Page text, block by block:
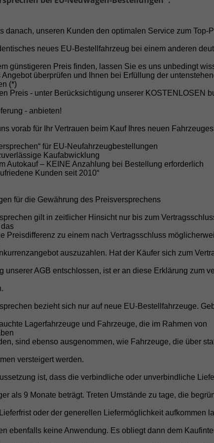
bestellen – stressfrei geliefert bekommen.
sicher kaufen – ohne Anzahlung
kaufst du
Anzahlung erforderlich
erst bei Fahrzeugbereitstellung
durch über 30 Jahre Erfahrung.
Tourneo Custom EU-
Seite ist gezielt optimiert für:
Tourneo Custom EU-Neuwagen günstig
Tourneo Custom Reimport kaufen
Tourneo Custom Rabatt Neuwagen
Tourneo Custom Angebot Deutschland
unverbindlich Angebot anfordern
dir jetzt deinen Ford Tourneo Custom EU-Neuwagen
Anfrage senden & Preisvorteil sichern!
von der Forst –
danach, unseren Kunden den optimalen Service zum Top-
neues EU-Bestellfahrzeug bei einem anderen
günstigeren Preis finden, lassen Sie es uns unbedingt
überprüfen und Ihnen bei Erfüllung der
(*)
Preis - unter Berücksichtigung unserer KOSTENLOSEN
- anbieten!
vorab für Ihr Vertrauen beim Kauf Ihres neuen
für EU-Neufahrzeugbestellungen
Kaufabwicklung
Autokauf – KEINE Anzahlung bei Bestellung erforderlich
Kunden seit 2010“
für die Gewährung des Preisversprechens
gilt in zeitlicher Hinsicht nur bis zum
Preisdifferenz zu einem nach Vertragsschluss
auszuzahlen. Hat der Käufer sich zum
unserer AGB entschlossen, ist er an diese Erklärung zum
bezieht sich nur auf neue EU-Bestellfahrzeuge.
Lagerfahrzeuge und Fahrzeuge, die im Rahmen von
sind ebenso ausgenommen, wie Fahrzeuge, die über
versteigert werden.
ist, dass die verbindliche oder unverbindliche
als 9 Monate beträgt. Treten Umstände zu tage, die
oder der generellen Liefermöglichkeit aufkommen
ebenfalls keine Anwendung. Es obliegt dann dem